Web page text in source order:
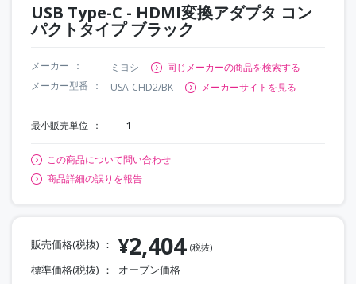
USB Type-C - HDMI変換アダプタ コン
パクトタイプ ブラック
メーカー ミヨシ
同じメーカーの商品を検索する
メーカー型番
USA-CHD2/BK メーカーサイトを見る
最小販売単位 1
この商品について問い合わせ
商品詳細の誤りを報告
販売価格(税抜) ¥2,404 (税抜)
標準価格(税抜) オープン価格